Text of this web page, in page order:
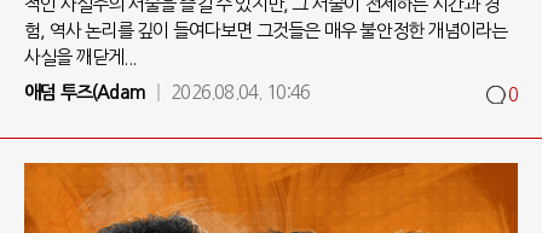
적인 사실주의 서술을 즐길 수 있지만, 그 서술이 전제하는 시간과 경
험, 역사 논리를 깊이 들여다보면 그것들은 매우 불안정한 개념이라는
사실을 깨닫게...
애덤 투즈(Adam
2026.08.04. 10:46 0